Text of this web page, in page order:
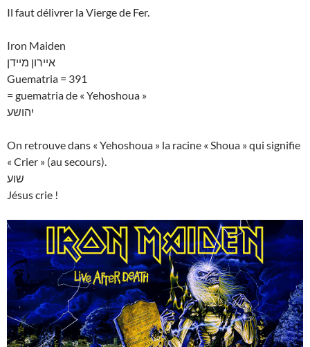
Il faut délivrer la Vierge de Fer.
Iron Maiden
איירון מיידן
Guematria = 391
= guematria de « Yehoshoua »
יהושע
On retrouve dans « Yehoshoua » la racine « Shoua » qui signifie
« Crier » (au secours).
שוע
Jésus crie !